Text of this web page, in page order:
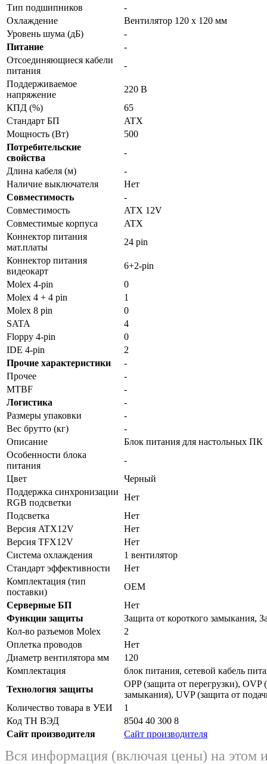
Тип подшипников
-
Охлаждение
Вентилятор 120 x 120 мм
Уровень шума (дБ)
-
Питание
-
Отсоединяющиеся кабели
питания
-
Поддерживаемое
напряжение
220 В
КПД (%)
65
Стандарт БП
ATX
Мощность (Вт)
500
Потребительские
свойства
-
Длина кабеля (м)
-
Наличие выключателя
Нет
Совместимость
-
Совместимость
ATX 12V
Совместимые корпуса
ATX
Коннектор питания
мат.платы
24 pin
Коннектор питания
видеокарт
6+2-pin
Molex 4-pin
0
Molex 4 + 4 pin
1
Molex 8 pin
0
SATA
4
Floppy 4-pin
0
IDE 4-pin
2
Прочие характеристики
-
Прочее
-
MTBF
-
Логистика
-
Размеры упаковки
-
Вес брутто (кг)
-
Описание
Блок питания для настольных ПК
Особенности блока
питания
-
Цвет
Черный
Поддержка синхронизации
RGB подсветки
Нет
Подсветка
Нет
Версия ATX12V
Нет
Версия TFX12V
Нет
Система охлаждения
1 вентилятор
Стандарт эффективности
Нет
Комплектация (тип
поставки)
OEM
Серверные БП
Нет
Функции защиты
Защита от короткого замыкания,
Кол-во разъемов Molex
2
Оплетка проводов
Нет
Диаметр вентилятора мм
120
Комплектация
блок питания, сетевой кабель
Технология защиты
OPP (защита от перегрузки),
замыкания), UVP (защита от
Количество товара в УЕИ
1
Код ТН ВЭД
8504 40 300 8
Сайт производителя
Сайт производителя
Вся информация (включая цены) на этом